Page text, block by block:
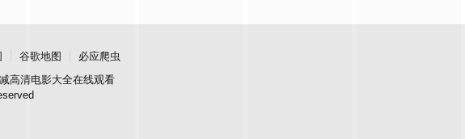
谷歌地图
必应爬虫
高清电影大全在线观看